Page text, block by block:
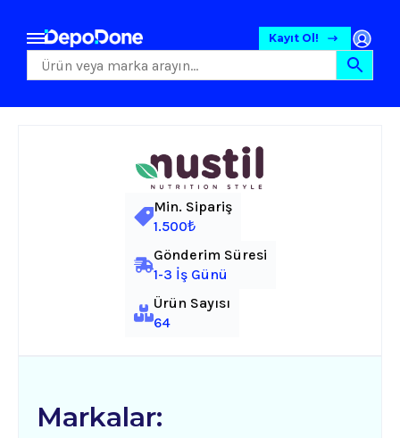
Kayıt Ol!
Min. Sipariş
1.500₺
Gönderim Süresi
1-3 İş Günü
Ürün Sayısı
64
Markalar: